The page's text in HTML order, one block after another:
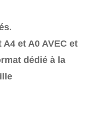
et A0 AVEC et
dédié à la